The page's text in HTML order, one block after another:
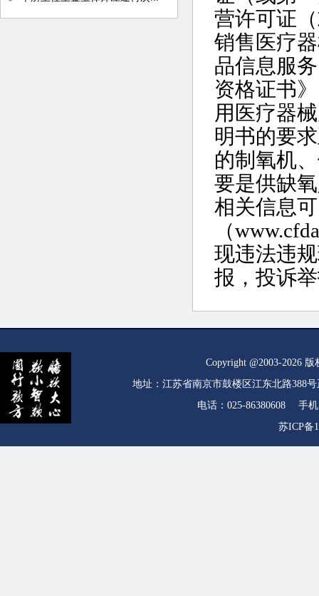
营许可证
销售医疗
品信息服
资格证书
用医疗器
明书的要
的制氧机
要是供缺
相关信息
（
现违法违
报，投诉
Copyright @2003-2026
地址：江苏省南京市鼓楼区江东北路388
电话：025-86380608 手机
苏ICP备